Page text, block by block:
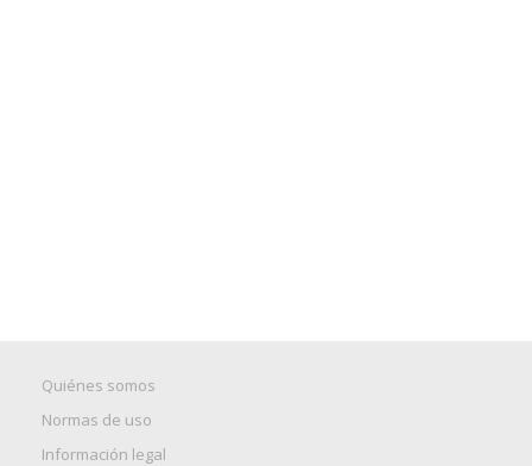
Quiénes somos
Normas de uso
Información legal